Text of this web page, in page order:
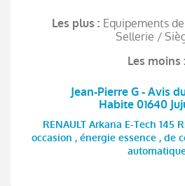
Les plus : Equipements
Sellerie /
Les moins :
Jean-Pierre G - Avis
Habite 01640
RENAULT Arkana E-Tech 145
occasion , énergie essence , de